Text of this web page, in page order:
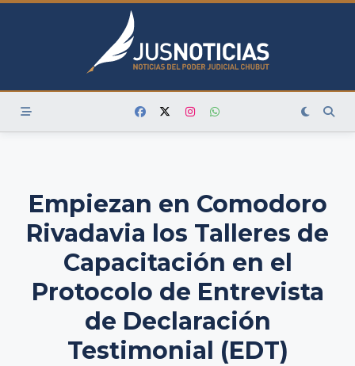
Skip
Empiezan en Comodoro
Rivadavia los Talleres de
Capacitación en el
Protocolo de Entrevista
de Declaración
Testimonial (EDT)